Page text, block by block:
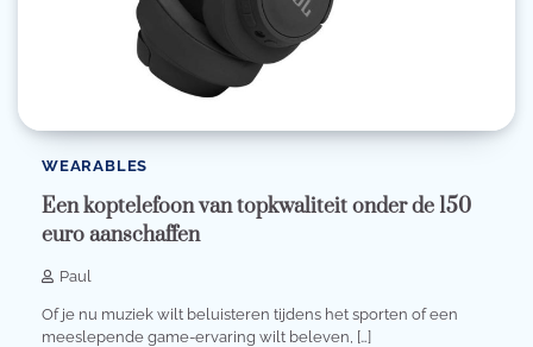
WEARABLES
Een koptelefoon van topkwaliteit onder de 150
euro aanschaffen
Paul
Of je nu muziek wilt beluisteren tijdens het sporten of een
meeslepende game-ervaring wilt beleven, […]